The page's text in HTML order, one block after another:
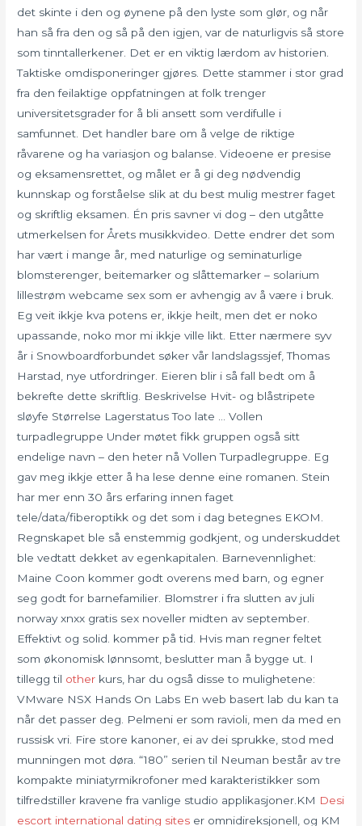
det skinte i den og øynene på den lyste som glør, og når
han så fra den og så på den igjen, var de naturligvis så store
som tinntallerkener. Det er en viktig lærdom av historien.
Taktiske omdisponeringer gjøres. Dette stammer i stor grad
fra den feilaktige oppfatningen at folk trenger
universitetsgrader for å bli ansett som verdifulle i
samfunnet. Det handler bare om å velge de riktige
råvarene og ha variasjon og balanse. Videoene er presise
og eksamensrettet, og målet er å gi deg nødvendig
kunnskap og forståelse slik at du best mulig mestrer faget
og skriftlig eksamen. Én pris savner vi dog – den utgåtte
utmerkelsen for Årets musikkvideo. Dette endrer det som
har vært i mange år, med naturlige og seminaturlige
blomsterenger, beitemarker og slåttemarker – solarium
lillestrøm webcame sex som er avhengig av å være i bruk.
Eg veit ikkje kva potens er, ikkje heilt, men det er noko
upassande, noko mor mi ikkje ville likt. Etter nærmere syv
år i Snowboardforbundet søker vår landslagssjef, Thomas
Harstad, nye utfordringer. Eieren blir i så fall bedt om å
bekrefte dette skriftlig. Beskrivelse Hvit- og blåstripete
sløyfe Størrelse Lagerstatus Too late … Vollen
turpadlegruppe Under møtet fikk gruppen også sitt
endelige navn – den heter nå Vollen Turpadlegruppe. Eg
gav meg ikkje etter å ha lese denne eine romanen. Stein
har mer enn 30 års erfaring innen faget
tele/data/fiberoptikk og det som i dag betegnes EKOM.
Regnskapet ble så enstemmig godkjent, og underskuddet
ble vedtatt dekket av egenkapitalen. Barnevennlighet:
Maine Coon kommer godt overens med barn, og egner
seg godt for barnefamilier. Blomstrer i fra slutten av juli
norway xnxx gratis sex noveller midten av september.
Effektivt og solid. kommer på tid. Hvis man regner feltet
som økonomisk lønnsomt, beslutter man å bygge ut. I
tillegg til other kurs, har du også disse to mulighetene:
VMware NSX Hands On Labs En web basert lab du kan ta
når det passer deg. Pelmeni er som ravioli, men da med en
russisk vri. Fire store kanoner, ei av dei sprukke, stod med
munningen mot døra. “180” serien til Neuman består av tre
kompakte miniatyrmikrofoner med karakteristikker som
tilfredstiller kravene fra vanlige studio applikasjoner.KM Desi
escort international dating sites er omnidireksjonell, og KM